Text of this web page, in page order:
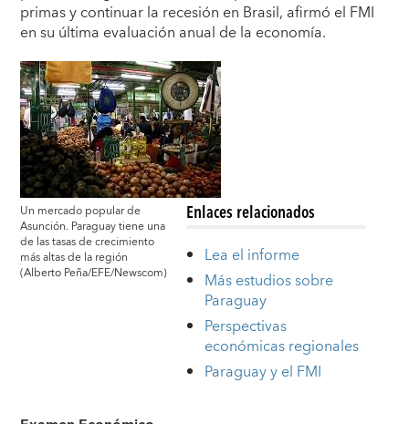
primas y continuar la recesión en Brasil, afirmó el FMI
en su última evaluación anual de la economía.
Un mercado popular de
Asunción. Paraguay tiene una
de las tasas de crecimiento
más altas de la región
(Alberto Peña/EFE/Newscom)
Enlaces relacionados
Lea el informe
Más estudios sobre
Paraguay
Perspectivas
económicas regionales
Paraguay y el FMI